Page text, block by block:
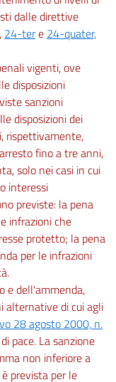
dalle direttive
, 24-tere 24-quater,
vigenti, ove
disposizioni
sanzioni
disposizioni dei
rispettivamente,
fino a tre anni,
solo nei casi in cui
interessi
previste: la pena
infrazioni che
protetto; la pena
per le infrazioni
e dell'ammenda,
alternative di cui agli
28 agosto 2000, n.
pace. La sanzione
non inferiore a
prevista per le